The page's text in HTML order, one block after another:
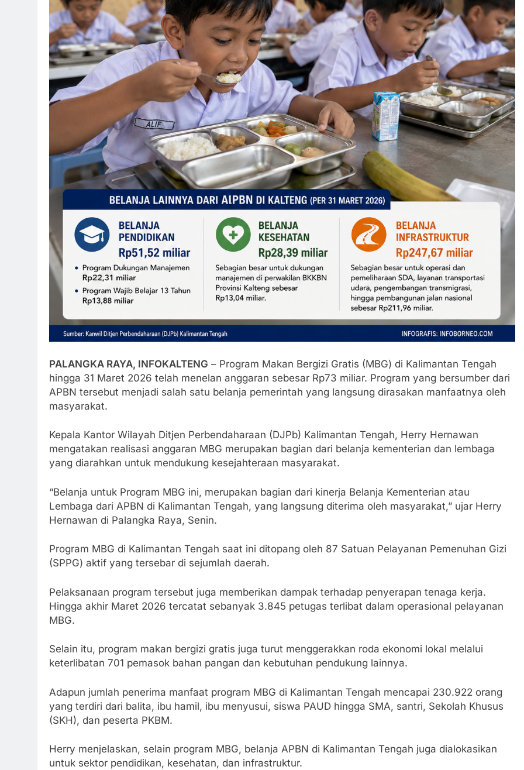
PALANGKA RAYA, INFOKALTENG – Program Makan Bergizi Gratis (MBG) di Kalimantan Tengah
hingga 31 Maret 2026 telah menelan anggaran sebesar Rp73 miliar. Program yang bersumber dari
APBN tersebut menjadi salah satu belanja pemerintah yang langsung dirasakan manfaatnya oleh
masyarakat.
Kepala Kantor Wilayah Ditjen Perbendaharaan (DJPb) Kalimantan Tengah, Herry Hernawan
mengatakan realisasi anggaran MBG merupakan bagian dari belanja kementerian dan lembaga
yang diarahkan untuk mendukung kesejahteraan masyarakat.
“Belanja untuk Program MBG ini, merupakan bagian dari kinerja Belanja Kementerian atau
Lembaga dari APBN di Kalimantan Tengah, yang langsung diterima oleh masyarakat,” ujar Herry
Hernawan di Palangka Raya, Senin.
Program MBG di Kalimantan Tengah saat ini ditopang oleh 87 Satuan Pelayanan Pemenuhan Gizi
(SPPG) aktif yang tersebar di sejumlah daerah.
Pelaksanaan program tersebut juga memberikan dampak terhadap penyerapan tenaga kerja.
Hingga akhir Maret 2026 tercatat sebanyak 3.845 petugas terlibat dalam operasional pelayanan
MBG.
Selain itu, program makan bergizi gratis juga turut menggerakkan roda ekonomi lokal melalui
keterlibatan 701 pemasok bahan pangan dan kebutuhan pendukung lainnya.
Adapun jumlah penerima manfaat program MBG di Kalimantan Tengah mencapai 230.922 orang
yang terdiri dari balita, ibu hamil, ibu menyusui, siswa PAUD hingga SMA, santri, Sekolah Khusus
(SKH), dan peserta PKBM.
Herry menjelaskan, selain program MBG, belanja APBN di Kalimantan Tengah juga dialokasikan
untuk sektor pendidikan, kesehatan, dan infrastruktur.